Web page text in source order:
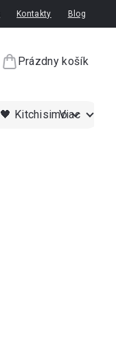
Kontakty Blog
Nákupný košík
Prázdny košík
🖤 KitchisimoViac